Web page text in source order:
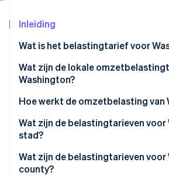
Stripe Sessions 2026
Nu bekijken
Inleiding
Wat is het belastingtarief voor
Wat zijn de lokale
Washington?
Omzetbelastingbereik van
Hoe werkt de omzetbelasting van
Nexus
Wat zijn de belastingtarieven voor
stad?
Wat zijn de belastingtarieven voor
county?